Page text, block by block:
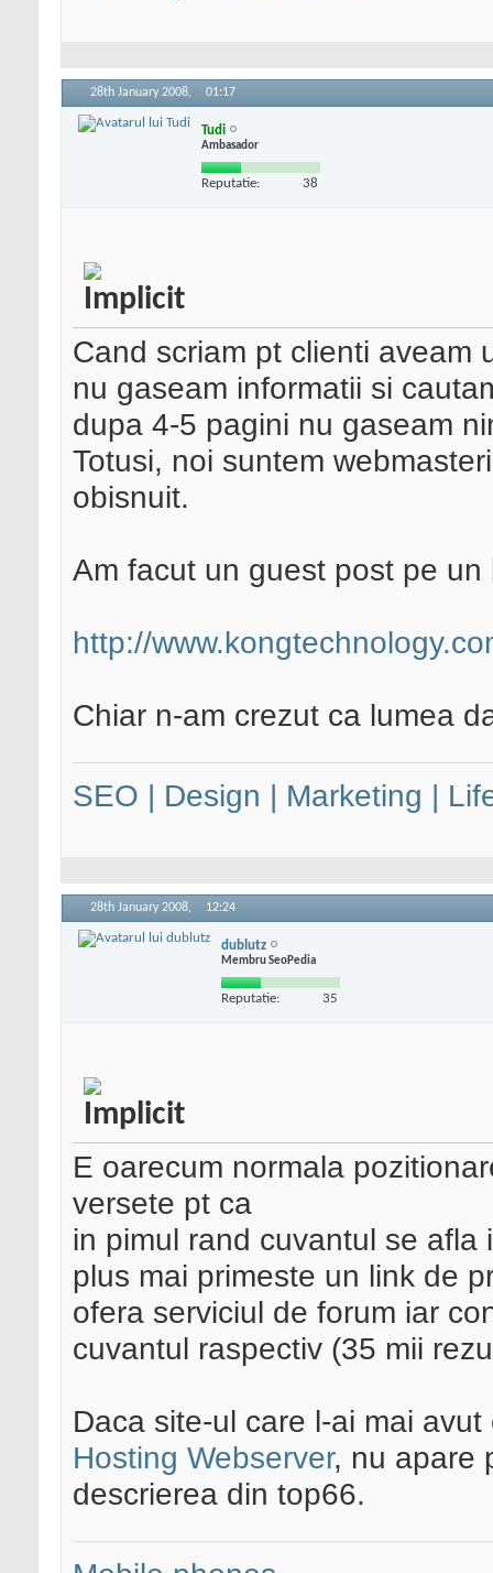
28th January 2008, 01:17
Tudi
Ambasador
Reputatie: 38
Cand scriam pt clienti aveam
nu gaseam informatii si
dupa 4-5 pagini nu gaseam
Totusi, noi suntem
obisnuit.
Am facut un guest post pe
http://
Chiar n-am crezut ca lumea
SEO | Design | Marketing |
28th January 2008, 12:24
dublutz
Membru SeoPedia
Reputatie: 35
E oarecum normala
versete pt ca
in pimul rand cuvantul se
plus mai primeste un link de
ofera serviciul de forum iar
cuvantul raspectiv (35 mii
Daca site-ul care l-ai mai
Hosting Webserver, nu apare
descrierea din top66.